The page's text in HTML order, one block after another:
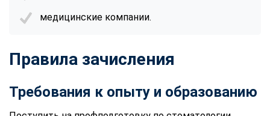
медицинские компании.
Правила зачисления
Требования к опыту и образованию